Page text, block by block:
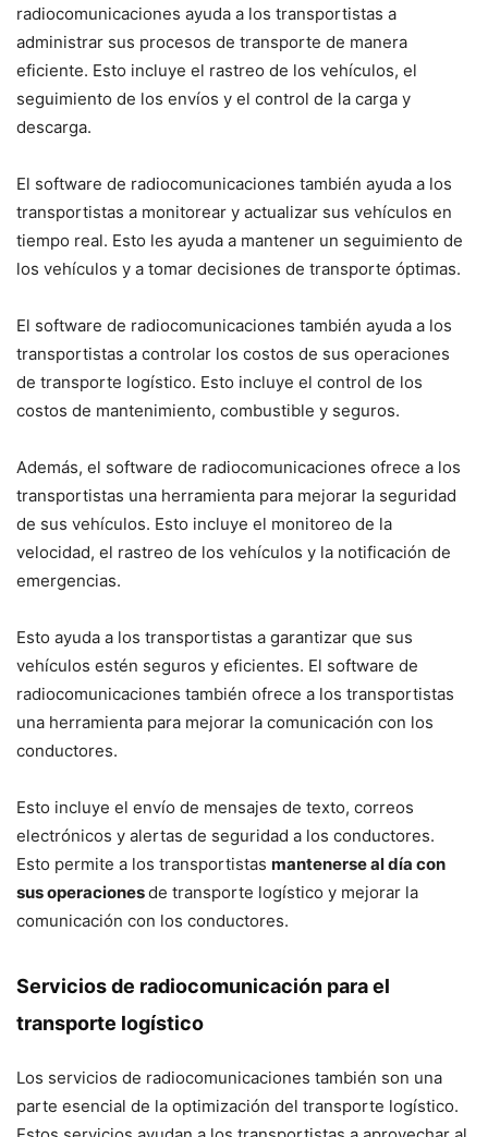
radiocomunicaciones ayuda a los transportistas a
administrar sus procesos de transporte de manera
eficiente. Esto incluye el rastreo de los vehículos, el
seguimiento de los envíos y el control de la carga y
descarga.
El software de radiocomunicaciones también ayuda a los
transportistas a monitorear y actualizar sus vehículos en
tiempo real. Esto les ayuda a mantener un seguimiento de
los vehículos y a tomar decisiones de transporte óptimas.
El software de radiocomunicaciones también ayuda a los
transportistas a controlar los costos de sus operaciones
de transporte logístico. Esto incluye el control de los
costos de mantenimiento, combustible y seguros.
Además, el software de radiocomunicaciones ofrece a los
transportistas una herramienta para mejorar la seguridad
de sus vehículos. Esto incluye el monitoreo de la
velocidad, el rastreo de los vehículos y la notificación de
emergencias.
Esto ayuda a los transportistas a garantizar que sus
vehículos estén seguros y eficientes. El software de
radiocomunicaciones también ofrece a los transportistas
una herramienta para mejorar la comunicación con los
conductores.
Esto incluye el envío de mensajes de texto, correos
electrónicos y alertas de seguridad a los conductores.
Esto permite a los transportistas mantenerse al día con
sus operacionesde transporte logístico y mejorar la
comunicación con los conductores.
Servicios de radiocomunicación para el
transporte logístico
Los servicios de radiocomunicaciones también son una
parte esencial de la optimización del transporte logístico.